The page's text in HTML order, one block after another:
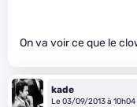
On va voir ce que le
kade
Le 03/09/2013 à 10h04